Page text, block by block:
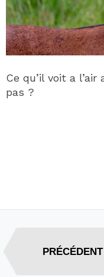
Ce qu’il voit a
pas ?
PRÉCÉDENT